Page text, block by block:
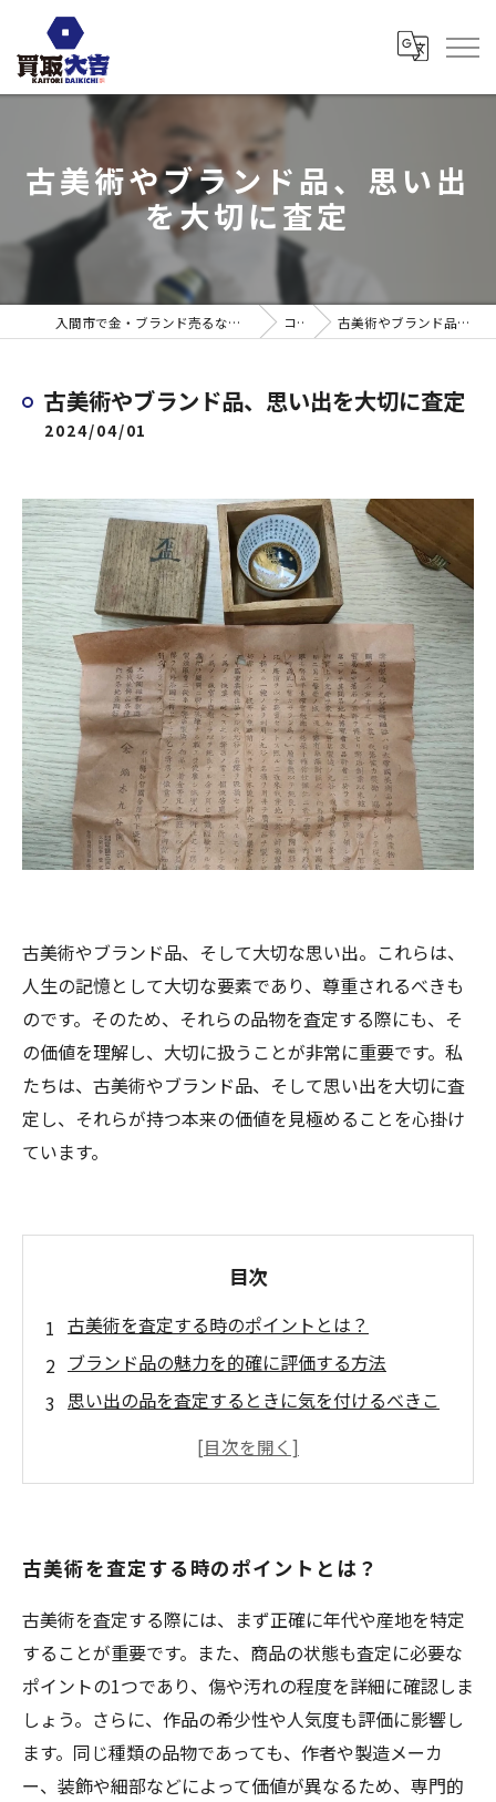
古美術やブランド品、思い出
を大切に査定
入間市で金・ブランド売るなら買取大吉 ウエスタ武蔵藤沢店 コラム 古美術やブランド品、思い出を大切に査定
古美術やブランド品、思い出を大切に査定
2024/04/01
古美術やブランド品、そして大切な思い出。これらは、
人生の記憶として大切な要素であり、尊重されるべきも
のです。そのため、それらの品物を査定する際にも、そ
の価値を理解し、大切に扱うことが非常に重要です。私
たちは、古美術やブランド品、そして思い出を大切に査
定し、それらが持つ本来の価値を見極めることを心掛け
ています。
目次
古美術を査定する時のポイントとは？
ブランド品の魅力を的確に評価する方法
思い出の品を査定するときに気を付けるべきこ
古美術を査定する時のポイントとは？
古美術を査定する際には、まず正確に年代や産地を特定
することが重要です。また、商品の状態も査定に必要な
ポイントの1つであり、傷や汚れの程度を詳細に確認しま
しょう。さらに、作品の希少性や人気度も評価に影響し
ます。同じ種類の品物であっても、作者や製造メーカ
ー、装飾や細部などによって価値が異なるため、専門的